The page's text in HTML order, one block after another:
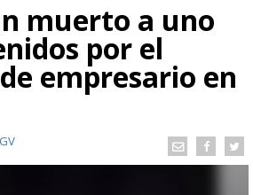
muerto a uno
por el
empresario en